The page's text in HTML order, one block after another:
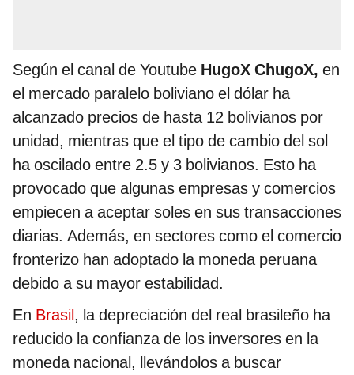
Según el canal de Youtube HugoX ChugoX, en
el mercado paralelo boliviano el dólar ha
alcanzado precios de hasta 12 bolivianos por
unidad, mientras que el tipo de cambio del sol
ha oscilado entre 2.5 y 3 bolivianos. Esto ha
provocado que algunas empresas y comercios
empiecen a aceptar soles en sus transacciones
diarias. Además, en sectores como el comercio
fronterizo han adoptado la moneda peruana
debido a su mayor estabilidad.
En Brasil, la depreciación del real brasileño ha
reducido la confianza de los inversores en la
moneda nacional, llevándolos a buscar